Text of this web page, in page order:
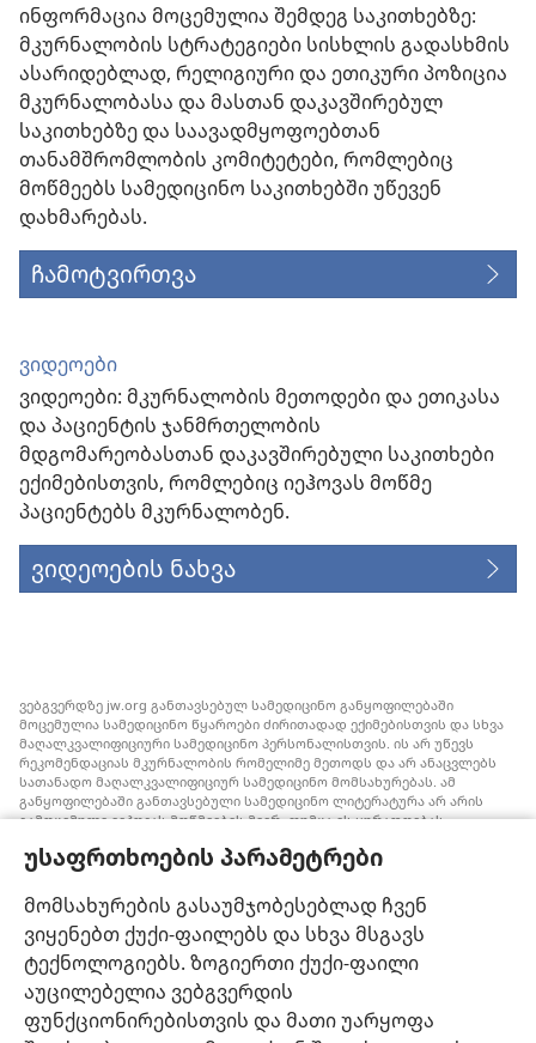
უსაფრთხოების პარამეტრები
მომსახურების გასაუმჯობესებლად ჩვენ
ვიყენებთ ქუქი-ფაილებს და სხვა მსგავს
ტექნოლოგიებს. ზოგიერთი ქუქი-ფაილი
აუცილებელია ვებგვერდის
ფუნქციონირებისთვის და მათი უარყოფა
ინფორმაცია მოცემულია შემდეგ საკითხებზე:
მკურნალობის სტრატეგიები სისხლის გადასხმის
ასარიდებლად, რელიგიური და ეთიკური პოზიცია
მკურნალობასა და მასთან დაკავშირებულ
საკითხებზე და საავადმყოფოებთან
თანამშრომლობის კომიტეტები, რომლებიც
მოწმეებს სამედიცინო საკითხებში უწევენ
დახმარებას.
ჩამოტვირთვა
ვიდეოები
ვიდეოები: მკურნალობის მეთოდები და ეთიკასა
და პაციენტის ჯანმრთელობის
მდგომარეობასთან დაკავშირებული საკითხები
ექიმებისთვის, რომლებიც იეჰოვას მოწმე
პაციენტებს მკურნალობენ.
ვიდეოების ნახვა
ვებგვერდზე jw.org განთავსებულ სამედიცინო განყოფილებაში
მოცემულია სამედიცინო წყაროები ძირითადად ექიმებისთვის და სხვა
მაღალკვალიფიციური სამედიცინო პერსონალისთვის. ის არ უწევს
რეკომენდაციას მკურნალობის რომელიმე მეთოდს და არ ანაცვლებს
სათანადო მაღალკვალიფიციურ სამედიცინო მომსახურებას. ამ
განყოფილებაში განთავსებული სამედიცინო ლიტერატურა არ არის
გამოცემული იეჰოვას მოწმეების მიერ, თუმცა ის ყურადღებას
რომელიც შესაძლოა ყურადსაღები იყოს. თითოეული მედიკოსი
ვალდებულია, ინფორმირებული იყოს მედიცინაში არსებული
მიღწევების თაობაზე, რათა მკურნალობის ის მეთოდი შესთავაზოს
პაციენტს, რომელიც მისი ჯანმრთელობის მდგომარეობას საუკეთესოდ
შეესაბამება და არ ეწინააღმდეგება პაციენტის სურვილს,
ფასეულობებსა და მრწამსს. აქ მოცემული მკურნალობის მეთოდები
გამოიყენება ინდივიდუალურად, პაციენტის საჭიროებების
გათვალისწინებით.
პაციენტებისთვის: ყოველთვის მიმართეთ თქვენს ექიმს ან სხვა